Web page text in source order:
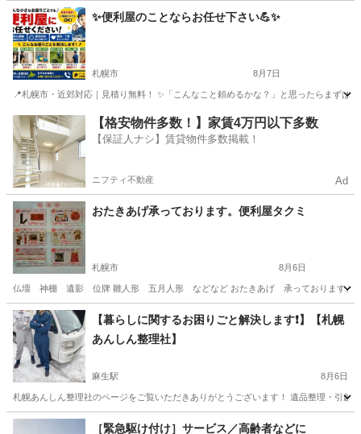
北海道 札幌市 篠路駅 便利屋
✨️便利屋のことならお任せ下さい💪✨️
札幌市 8月7日
📍札幌市・近郊対応｜見積り無料！ ✨「こんなこと頼めるかな？」と思ったら
北海道 札幌市 便利屋 無料
【格安物件多数！】家賃4万円以下多数
【保証人ナシ】賃貸物件多数掲載！
ニフティ不動産 Ad
おたきあげ承っております。便利屋タクミ
札幌市 8月6日
仏壇 神棚 遺影 位牌 雛人形 五月人形 などなど おたきあげ 承っております。 受
北海道 札幌市 便利屋 雛人形
【暮らしに関するお困りごと解決します❗️】【札幌
あんしん整理社】
麻生駅 8月6日
札幌あんしん整理社のページをご覧いただきありがとうございます！ 遺品整理・引
北海道 札幌市 麻生駅 便利屋 無料
［緊急駆け付け］サービス／高齢者などに